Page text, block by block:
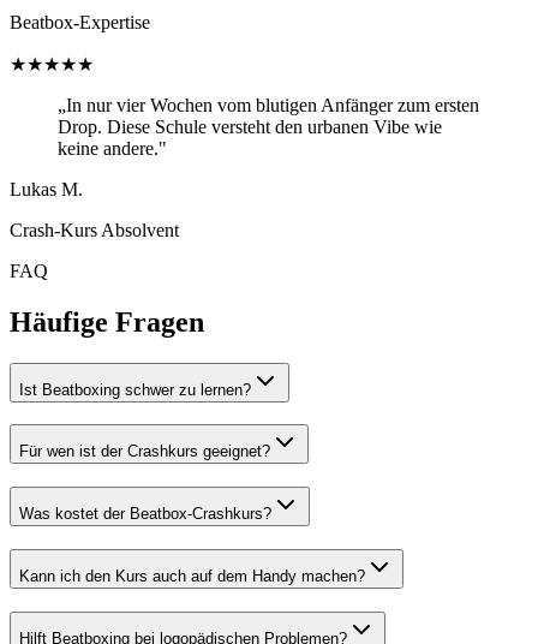
Beatbox-Expertise
★★★★★
„In nur vier Wochen vom blutigen Anfänger zum ersten
Drop. Diese Schule versteht den urbanen Vibe wie
keine andere."
Lukas M.
Crash-Kurs Absolvent
FAQ
Häufige Fragen
Ist Beatboxing schwer zu lernen?
Für wen ist der Crashkurs geeignet?
Was kostet der Beatbox-Crashkurs?
Kann ich den Kurs auch auf dem Handy machen?
Hilft Beatboxing bei logopädischen Problemen?